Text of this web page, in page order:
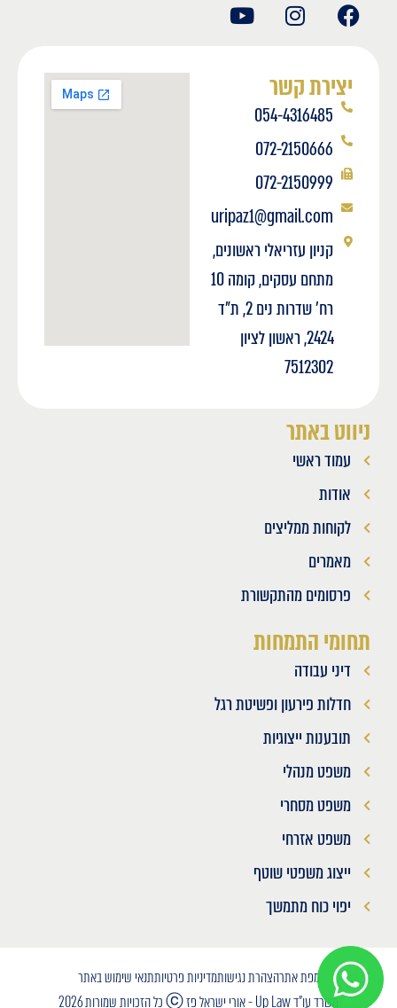
ניווט באתר
עמוד ראשי
אודות
לקוחות ממליצים
מאמרים
פרסומים מהתקשורת
תחומי התמחות
דיני עבודה
חדלות פירעון ופשיטת רגל
תובענות ייצוגיות
משפט מנהלי
משפט מסחרי
משפט אזרחי
ייצוג משפטי שוטף
יפוי כוח מתמשך
יצירת קשר
054-4316485
072-2150666
072-2150999
uripaz1@gmail.com
קניון עזריאלי ראשונים,
מתחם עסקים, קומה 10
רח' שדרות נים 2, ת"ד
2424, ראשון לציון
7512302
משרד עו"ד Up Law - אורי ישראל פז ⓒ כל הזכויות שמורות 2026
מפת אתרהצהרת נגישותמדיניות פרטיותתנאי שימוש באתר